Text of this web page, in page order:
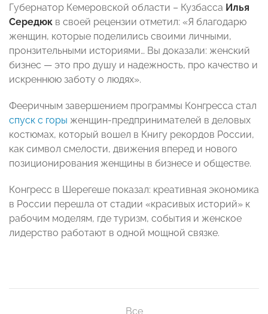
Губернатор Кемеровской области – Кузбасса Илья
Середюк в своей рецензии отметил: «Я благодарю
женщин, которые поделились своими личными,
пронзительными историями… Вы доказали: женский
бизнес — это про душу и надежность, про качество и
искреннюю заботу о людях».
Фееричным завершением программы Конгресса стал
спуск с горы женщин-предпринимателей в деловых
костюмах, который вошел в Книгу рекордов России,
как символ смелости, движения вперед и нового
позиционирования женщины в бизнесе и обществе.
Конгресс в Шерегеше показал: креативная экономика
в России перешла от стадии «красивых историй» к
рабочим моделям, где туризм, события и женское
лидерство работают в одной мощной связке.
Все